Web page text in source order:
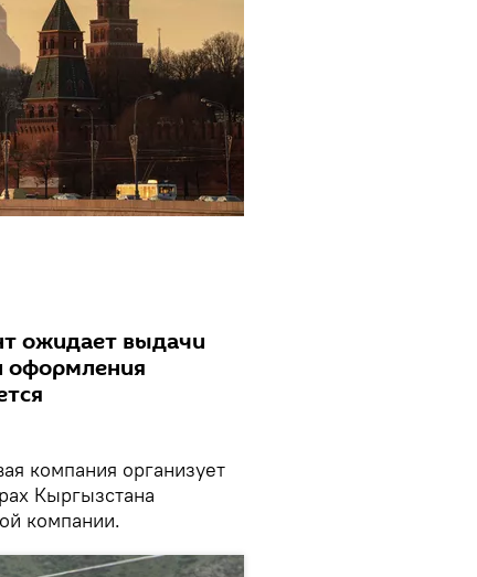
ожидает выдачи
оформления
компания организует
Кыргызстана
компании.